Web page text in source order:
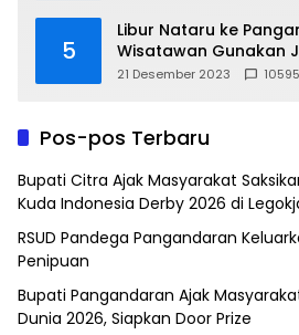
5
Libur Nataru ke
Wisatawan Gunakan
21 Desember 2023 10595
Pos-pos Terbaru
Bupati Citra Ajak Masyarakat
Kuda Indonesia Derby 2026 di
RSUD Pandega Pangandaran
Penipuan
Bupati Pangandaran Ajak
Dunia 2026, Siapkan Door Prize